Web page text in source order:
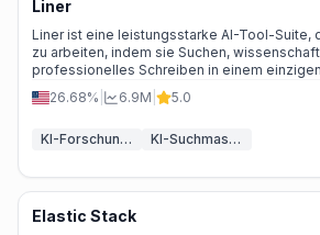
Liner
Liner ist eine leistungsstarke AI-Tool-Suite,
zu arbeiten, indem sie Suchen,
professionelles Schreiben in einem
26.68%
6.9M 5.0
KI-Forschungstool KI-Suchmaschine
Elastic Stack